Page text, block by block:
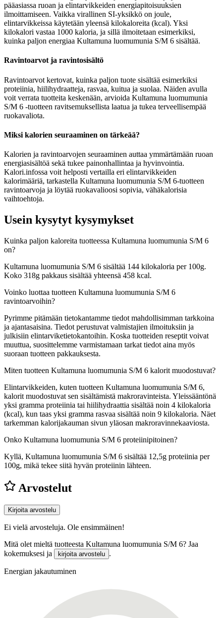
pääasiassa ruoan ja elintarvikkeiden energiapitoisuuksien
ilmoittamiseen. Vaikka virallinen SI-yksikkö on joule,
elintarvikkeissa käytetään yleensä kilokaloreita (kcal). Yksi
kilokalori vastaa 1000 kaloria, ja sillä ilmoitetaan esimerkiksi,
kuinka paljon energiaa Kultamuna luomumunia S/M 6 sisältää.
Ravintoarvot ja ravintosisältö
Ravintoarvot kertovat, kuinka paljon tuote sisältää esimerkiksi
proteiinia, hiilihydraatteja, rasvaa, kuitua ja suolaa. Näiden avulla
voit verrata tuotteita keskenään, arvioida Kultamuna luomumunia
S/M 6 -tuotteen ravitsemuksellista laatua ja tukea terveellisempää
ruokavaliota.
Miksi kalorien seuraaminen on tärkeää?
Kalorien ja ravintoarvojen seuraaminen auttaa ymmärtämään ruoan
energiasisältöä sekä tukee painonhallintaa ja hyvinvointia.
Kalori.infossa voit helposti vertailla eri elintarvikkeiden
kalorimääriä, tarkastella Kultamuna luomumunia S/M 6-tuotteen
ravintoarvoja ja löytää ruokavalioosi sopivia, vähäkalorisia
vaihtoehtoja.
Usein kysytyt kysymykset
Kuinka paljon kaloreita tuotteessa Kultamuna luomumunia S/M 6
on?
Kultamuna luomumunia S/M 6 sisältää 144 kilokaloria per 100g.
Koko 318g pakkaus sisältää yhteensä 458 kcal.
Voinko luottaa tuotteen Kultamuna luomumunia S/M 6
ravintoarvoihin?
Pyrimme pitämään tietokantamme tiedot mahdollisimman tarkkoina
ja ajantasaisina. Tiedot perustuvat valmistajien ilmoituksiin ja
julkisiin elintarviketietokantoihin. Koska tuotteiden reseptit voivat
muuttua, suosittelemme varmistamaan tarkat tiedot aina myös
suoraan tuotteen pakkauksesta.
Miten tuotteen Kultamuna luomumunia S/M 6 kalorit muodostuvat?
Elintarvikkeiden, kuten tuotteen Kultamuna luomumunia S/M 6,
kalorit muodostuvat sen sisältämistä makroravinteista. Yleissääntönä
yksi gramma proteiinia tai hiilihydraattia sisältää noin 4 kilokaloria
(kcal), kun taas yksi gramma rasvaa sisältää noin 9 kilokaloria. Näet
tarkemman kalorijakauman sivun yläosan makroravinnekaaviosta.
Onko Kultamuna luomumunia S/M 6 proteiinipitoinen?
Kyllä, Kultamuna luomumunia S/M 6 sisältää 12,5g proteiinia per
100g, mikä tekee siitä hyvän proteiinin lähteen.
Arvostelut
Kirjoita arvostelu
Ei vielä arvosteluja. Ole ensimmäinen!
Mitä olet mieltä tuotteesta Kultamuna luomumunia S/M 6? Jaa
kokemuksesi ja
kirjoita arvostelu .
Energian jakautuminen